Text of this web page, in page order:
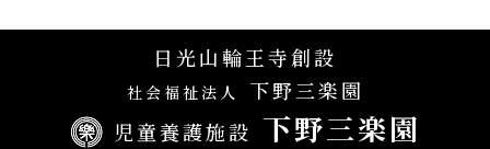
決算報告
第三者評価報告
日光山輪王寺創設
社会福祉法人
下野三楽園
児童養護施設 下野三楽園